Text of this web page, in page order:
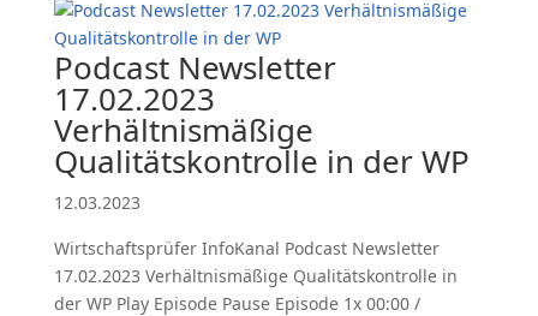
Podcast Newsletter
17.02.2023
Verhältnismäßige
Qualitätskontrolle in der WP
12.03.2023
Wirtschaftsprüfer InfoKanal Podcast Newsletter
17.02.2023 Verhältnismäßige Qualitätskontrolle in
der WP Play Episode Pause Episode 1x 00:00 /